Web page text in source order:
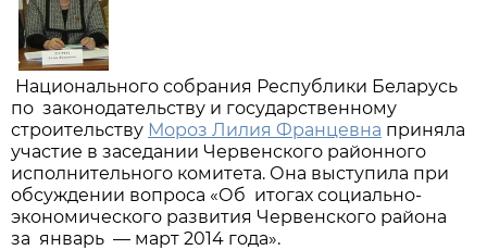
Национального собрания Республики Беларусь
по законодательству и государственному
строительству Мороз Лилия Францевна приняла
участие в заседании Червенского районного
исполнительного комитета. Она выступила при
обсуждении вопроса «Об итогах социально-
экономического развития Червенского района
за январь — март 2014 года».